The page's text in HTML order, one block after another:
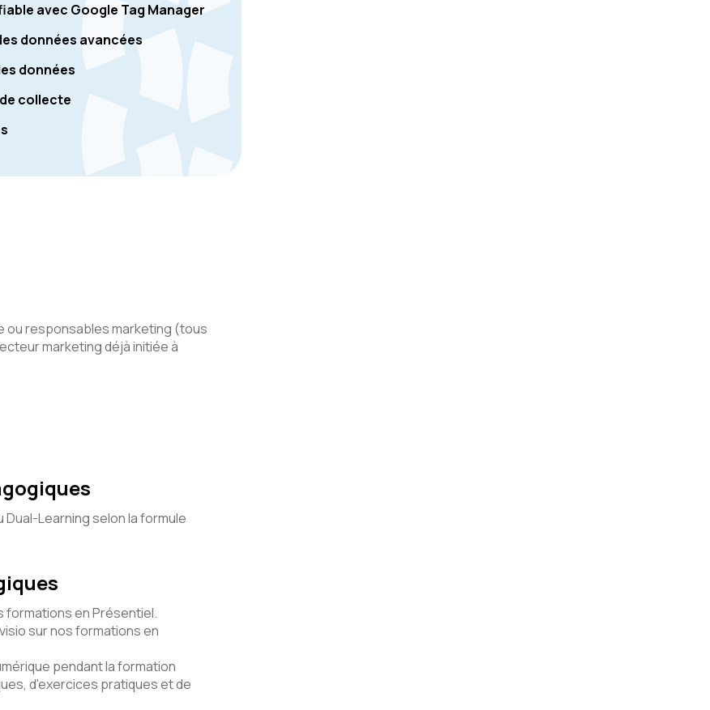
avec Google Tag Manager
données avancées
données
collecte
responsables marketing (tous
marketing déjà initiée à
Learning selon la formule
formations en Présentiel.
sur nos formations en
pendant la formation
d'exercices pratiques et de